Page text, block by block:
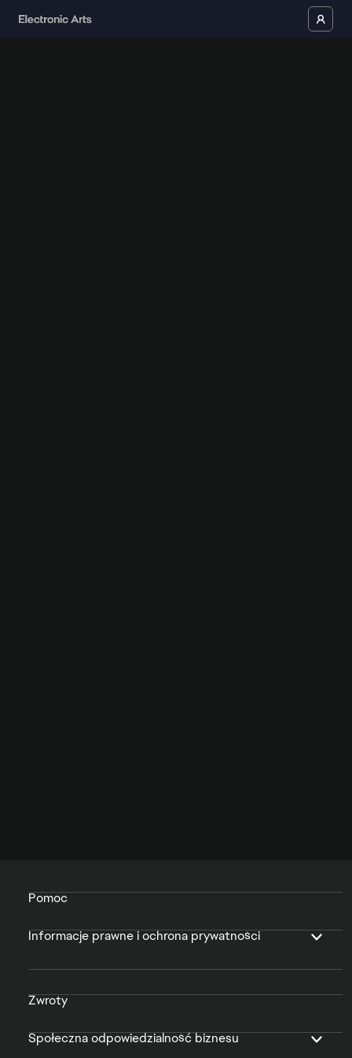
Pomoc
Informacje prawne i ochrona prywatności
Zwroty
Społeczna odpowiedzialność biznesu